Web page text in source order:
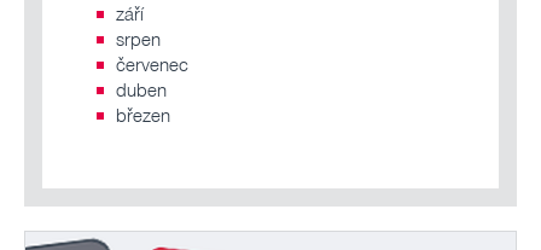
září
srpen
červenec
duben
březen